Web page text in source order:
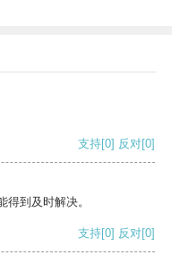
支持[0] 反对[0]
到及时解决。
支持[0] 反对[0]